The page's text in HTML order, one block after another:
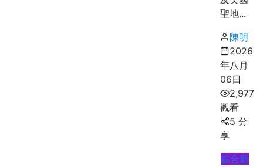
聖地...
陳明
2026
年八月
06日
2,977
觀看
5 分
享
綜合新